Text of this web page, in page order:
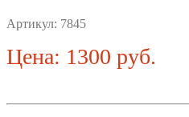
Артикул: 7845
Цена: 1300 руб.